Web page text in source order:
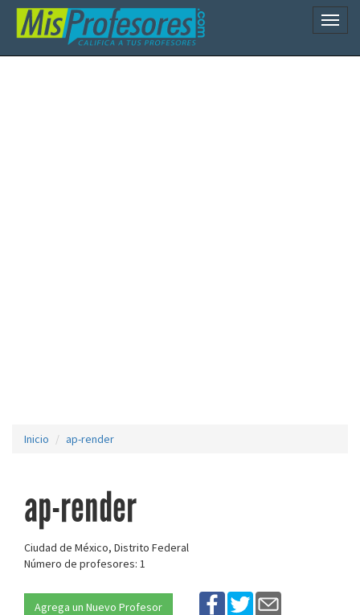
Inicio ap-render
ap-render
Ciudad de México, Distrito Federal
Número de profesores: 1
Agrega un Nuevo Profesor